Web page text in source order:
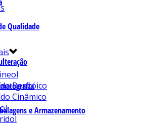
Qualidade
e Armazenamento
Benzóico
Cinâmico